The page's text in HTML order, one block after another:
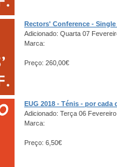
Rectors' Conference -
Adicionado: Quarta 07
Marca:
Preço: 260,00€
EUG 2018 - Ténis - por
Adicionado: Terça 06
Marca:
Preço: 6,50€